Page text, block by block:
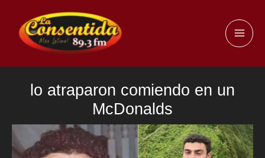
contenido
lo atraparon comiendo en un
McDonalds